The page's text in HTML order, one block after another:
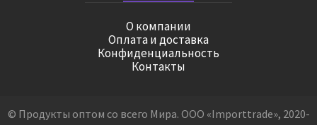
О компании
Оплата и доставка
Конфиденциальность
Контакты
© Продукты оптом со всего Мира. ООО «Importtrade», 2020-